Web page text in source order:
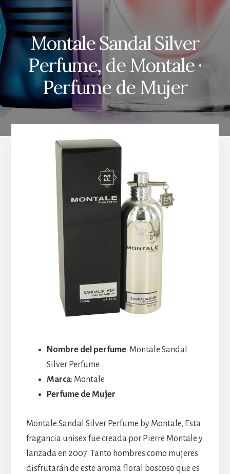
Montale Sandal Silver
Perfume, de Montale ·
Perfume de Mujer
Nombre del perfume: Montale Sandal
Silver Perfume
Marca: Montale
Perfume de Mujer
Montale Sandal Silver Perfume by Montale, Esta
fragancia unisex fue creada por Pierre Montale y
lanzada en 2007. Tanto hombres como mujeres
disfrutarán de este aroma floral boscoso que es